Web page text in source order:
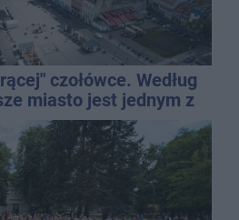
czołówce. Według
miasto jest jednym z
na upały